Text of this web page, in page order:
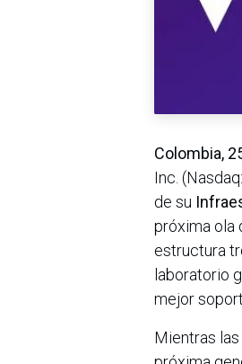
Colombia,
Inc.
de su
próxima ola
estructura
laboratorio
mejor
Mientras